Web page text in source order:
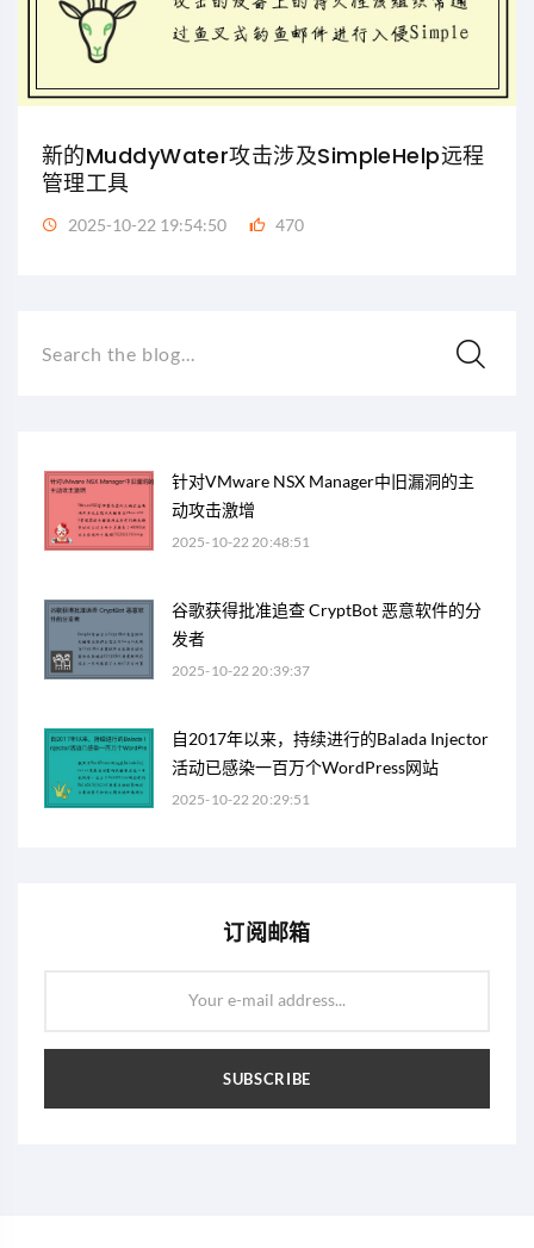
新的MuddyWater攻击涉及SimpleHelp远程
管理工具
2025-10-22 19:54:50 470
Search the blog...
针对VMware NSX Manager中旧漏洞的主
动攻击激增
2025-10-22 20:48:51
谷歌获得批准追查 CryptBot 恶意软件的分
发者
2025-10-22 20:39:37
自2017年以来，持续进行的Balada Injector
活动已感染一百万个WordPress网站
2025-10-22 20:29:51
订阅邮箱
Your e-mail address...
SUBSCRIBE